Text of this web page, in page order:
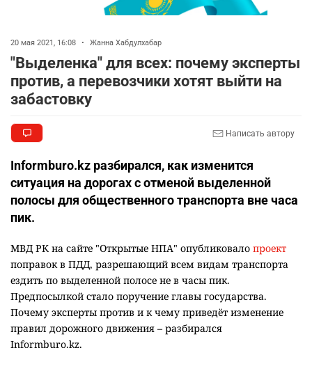
20 мая 2021, 16:08 • Жанна Хабдулхабар
"Выделенка" для всех: почему эксперты
против, а перевозчики хотят выйти на
забастовку
Написать автору
Informburo.kz разбирался, как изменится
ситуация на дорогах с отменой выделенной
полосы для общественного транспорта вне часа
пик.
МВД РК на сайте "Открытые НПА" опубликовало проект
поправок в ПДД, разрешающий всем видам транспорта
ездить по выделенной полосе не в часы пик.
Предпосылкой стало поручение главы государства.
Почему эксперты против и к чему приведёт изменение
правил дорожного движения – разбирался
Informburo.kz.